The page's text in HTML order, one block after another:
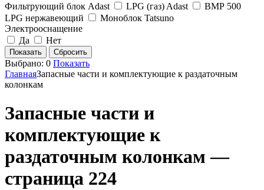
Фильтрующий блок Adast
LPG (газ) Adast
ВМР 500
LPG нержавеющий
Моноблок Tatsuno
Электрооснащение
Да
Нет
Выбрано: 0 Показать
ГлавнаяЗапасные части и комплектующие к раздаточным
колонкам
Запасные части и
комплектующие к
раздаточным колонкам —
страница 224